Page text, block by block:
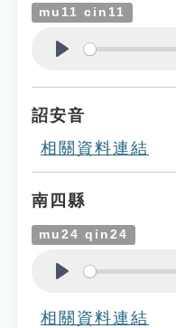
mu11 cin11
詔安音
相關資料連結
南四縣
mu24 qin24
相關資料連結